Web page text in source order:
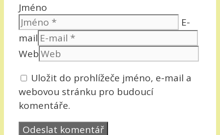
Jméno
E-
mail
Web
Uložit do prohlížeče jméno, e-mail a
webovou stránku pro budoucí
komentáře.